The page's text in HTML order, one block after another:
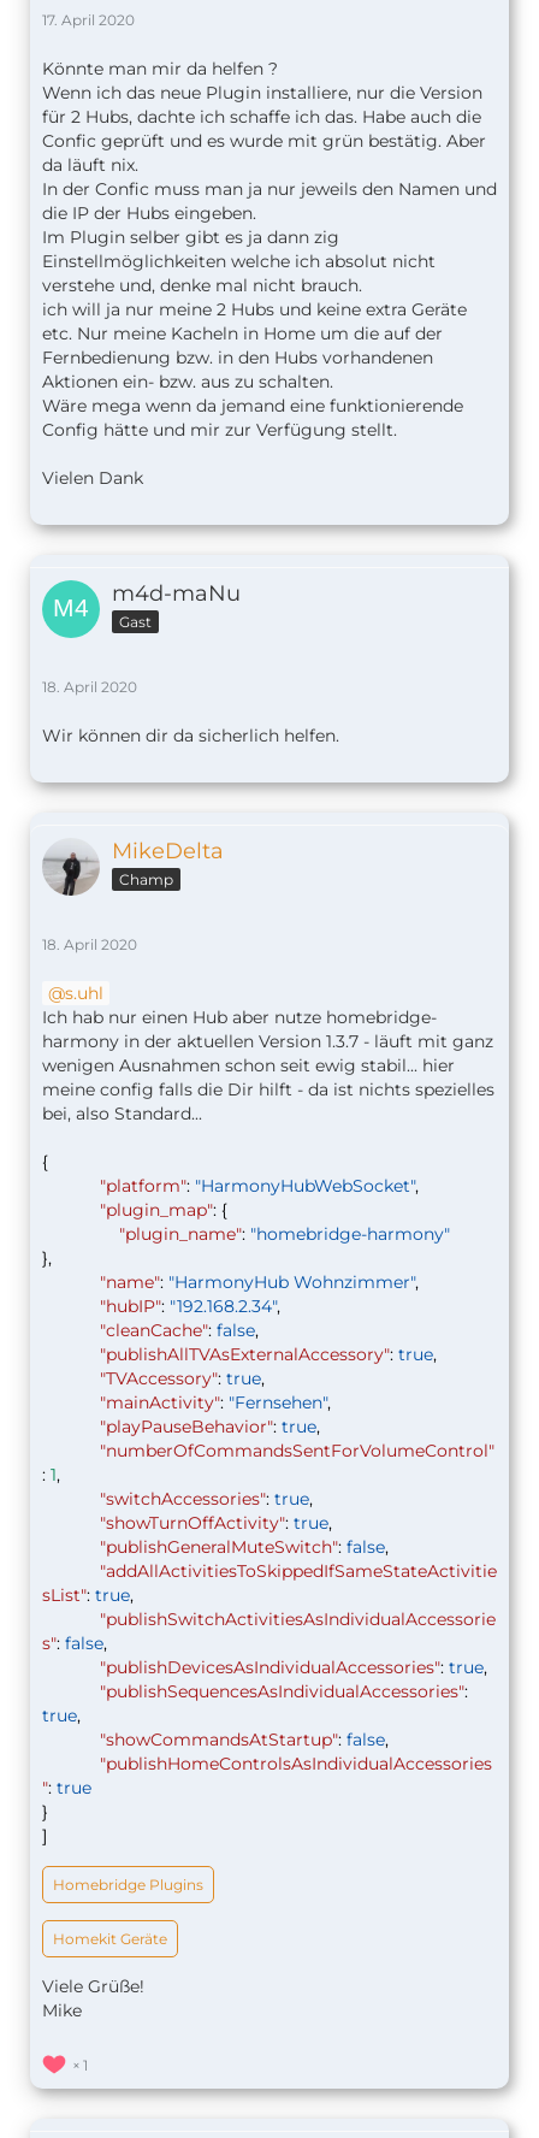
17. April 2020
Könnte man mir da helfen ?
Wenn ich das neue Plugin installiere, nur die Version
für 2 Hubs, dachte ich schaffe ich das. Habe auch die
Confic geprüft und es wurde mit grün bestätig. Aber
da läuft nix.
In der Confic muss man ja nur jeweils den Namen und
die IP der Hubs eingeben.
Im Plugin selber gibt es ja dann zig
Einstellmöglichkeiten welche ich absolut nicht
verstehe und, denke mal nicht brauch.
ich will ja nur meine 2 Hubs und keine extra Geräte
etc. Nur meine Kacheln in Home um die auf der
Fernbedienung bzw. in den Hubs vorhandenen
Aktionen ein- bzw. aus zu schalten.
Wäre mega wenn da jemand eine funktionierende
Config hätte und mir zur Verfügung stellt.
Vielen Dank
m4d-maNu
Gast
18. April 2020
Wir können dir da sicherlich helfen.
MikeDelta
Champ
18. April 2020
s.uhl
Ich hab nur einen Hub aber nutze homebridge-
harmony in der aktuellen Version 1.3.7 - läuft mit ganz
wenigen Ausnahmen schon seit ewig stabil... hier
meine config falls die Dir hilft - da ist nichts spezielles
bei, also Standard...
{
"platform": "HarmonyHubWebSocket",
"plugin_map": {
"plugin_name": "homebridge-harmony"
},
"name": "HarmonyHub Wohnzimmer",
"hubIP": "192.168.2.34",
"cleanCache": false,
"publishAllTVAsExternalAccessory": true,
"TVAccessory": true,
"mainActivity": "Fernsehen",
"playPauseBehavior": true,
"numberOfCommandsSentForVolumeControl"
: 1,
"switchAccessories": true,
"showTurnOffActivity": true,
"publishGeneralMuteSwitch": false,
"addAllActivitiesToSkippedIfSameStateActivitie
sList": true,
"publishSwitchActivitiesAsIndividualAccessorie
s": false,
"publishDevicesAsIndividualAccessories": true,
"publishSequencesAsIndividualAccessories":
true,
"showCommandsAtStartup": false,
"publishHomeControlsAsIndividualAccessories
": true
}
]
Homebridge Plugins
Homekit Geräte
Viele Grüße!
Mike
1